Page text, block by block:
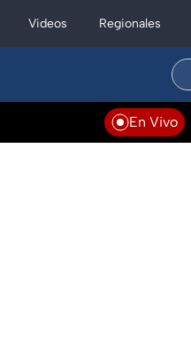
Videos Regionales
En Vivo